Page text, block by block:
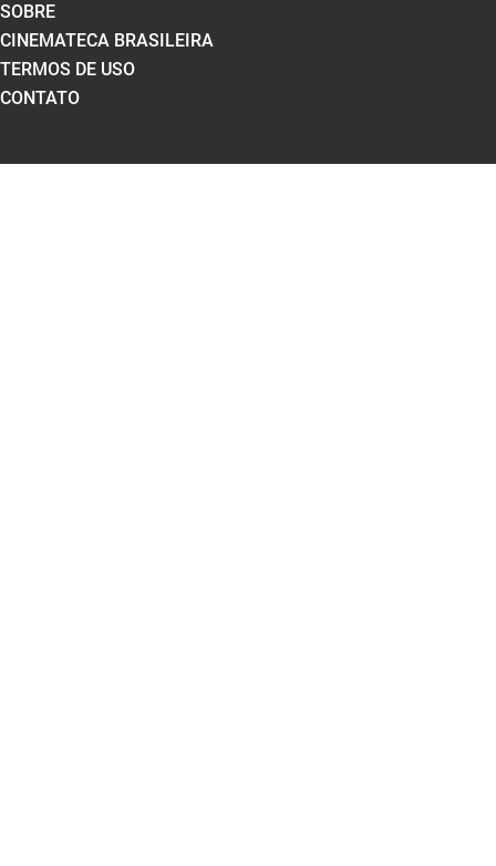
SOBRE
CINEMATECA BRASILEIRA
TERMOS DE USO
CONTATO